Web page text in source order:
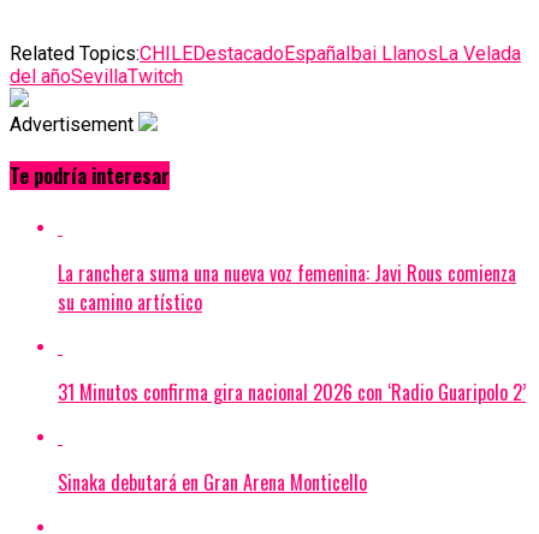
Related Topics:CHILEDestacadoEspañaIbai LlanosLa Velada
del añoSevillaTwitch
Advertisement
Te podría interesar
La ranchera suma una nueva voz femenina: Javi Rous comienza
su camino artístico
31 Minutos confirma gira nacional 2026 con ‘Radio Guaripolo 2’
Sinaka debutará en Gran Arena Monticello